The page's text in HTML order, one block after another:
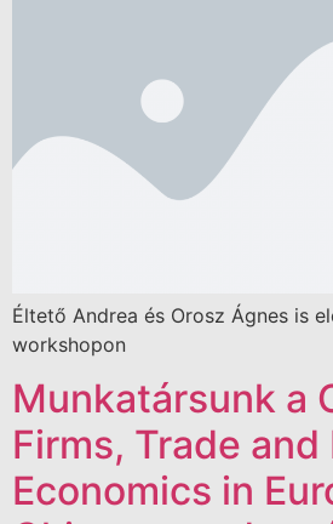
Éltető Andrea és Orosz Ágnes is
workshopon
Munkatársunk a
Firms, Trade and
Economics in